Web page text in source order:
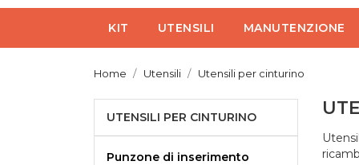
KIT UTENSILI MANUTENZIONE
Home Utensili Utensili per cinturino
UTENSILI PER CINTURINO
Punzone di inserimento